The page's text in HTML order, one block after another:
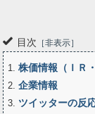
目次 非表示
1 株価情報（ＩＲ
2 企業情報
3 ツイッターの反